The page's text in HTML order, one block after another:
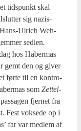
tids­punkt skal
sig nazis­
Hans-Ulrich Weh­
sed­len.
hos Haber­mas
gemt den og giver
før­te til en kon­tro­
som Zet­tel­
fjer­net fra
Fest vok­se­de op i
far var med­lem af